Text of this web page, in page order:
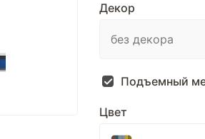
Декор
Подъемный
Цвет